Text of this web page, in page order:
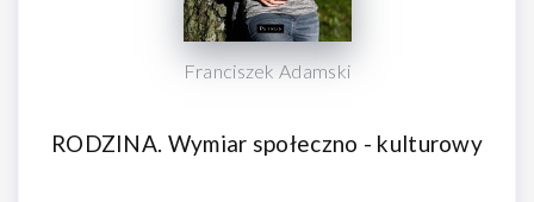
Franciszek Adamski
RODZINA. Wymiar społeczno - kulturowy